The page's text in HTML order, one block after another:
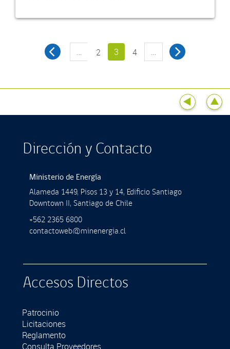
… 2 3 4 …
Dirección y Contacto
Ministerio de Energía
Alameda 1449, Pisos 13 y 14, Ediﬁcio Santiago
Downtown II, Santiago de Chile
+562 2365 6800
contactoweb@minenergia.cl
Accesos Directos
Patrocinio
Licitaciones
Reglamento
Consulta Proveedores